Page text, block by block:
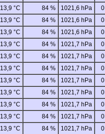
13,9 °C 84 % 1021,6 hPa
13,9 °C 84 % 1021,6 hPa
13,9 °C 84 % 1021,6 hPa
13,9 °C 84 % 1021,7 hPa
13,9 °C 84 % 1021,7 hPa
13,9 °C 84 % 1021,7 hPa
13,9 °C 84 % 1021,7 hPa
13,9 °C 84 % 1021,7 hPa
13,9 °C 84 % 1021,7 hPa
13,9 °C 84 % 1021,7 hPa
13,9 °C 84 % 1021,7 hPa